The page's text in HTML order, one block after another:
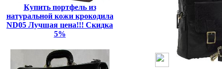
Купить портфель из
натуральной кожи крокодила
ND05 Лучшая цена!!! Скидка
5%